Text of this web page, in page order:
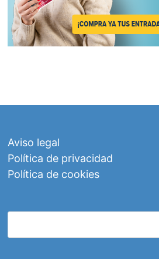
Aviso legal
Política de privacidad
Política de cookies